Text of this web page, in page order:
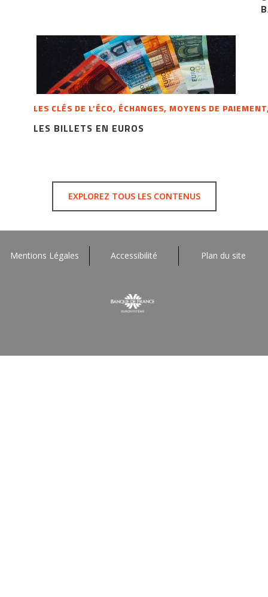
LES CLÉS DE L’ÉCO, ÉCHANGES, MOYENS DE
LES BILLETS EN EUROS
EXPLOREZ TOUS LES CONTENUS
Mentions Légales Accessibilité Plan du site